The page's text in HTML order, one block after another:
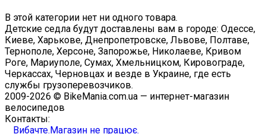
В этой категории нет ни одного товара.
Детские седла будут доставлены вам в городе: Одессе,
Киеве, Харькове, Днепропетровске, Львове, Полтаве,
Тернополе, Херсоне, Запорожье, Николаеве, Кривом
Роге, Мариуполе, Сумах, Хмельницком, Кировограде,
Черкассах, Черновцах и везде в Украине, где есть
службы грузоперевозчиков.
2009-2026 © BikeMania.com.ua — интернет-магазин
велосипедов
Контакты:
Вибачте.Магазин не працює.